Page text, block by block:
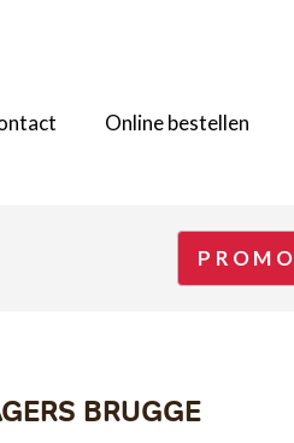
Online bestellen
PROMO
BRUGGE